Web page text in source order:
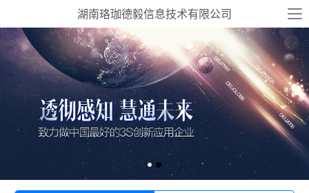
湖南珞珈德毅信息技术有限公司